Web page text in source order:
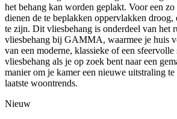
het behang kan worden geplakt. Voor een
dienen de te beplakken oppervlakken
te zijn. Dit vliesbehang is onderdeel van het
vliesbehang bij GAMMA, waarmee je huis
van een moderne, klassieke of een
vliesbehang als je op zoek bent naar een
manier om je kamer een nieuwe uitstraling
laatste woontrends.
Nieuw